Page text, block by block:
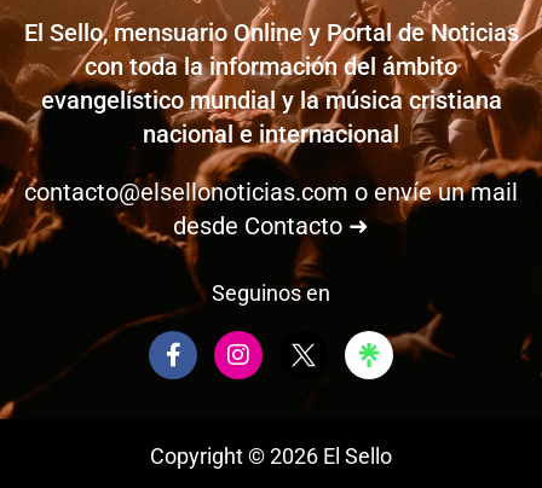
El Sello, mensuario Online y Portal de Noticias
con toda la información del ámbito
evangelístico mundial y la música cristiana
nacional e internacional
contacto@elsellonoticias.com o envíe un mail
desde Contacto ➜
Seguinos en
F
a
o
I
n
g
Copyright © 2026 El Sello